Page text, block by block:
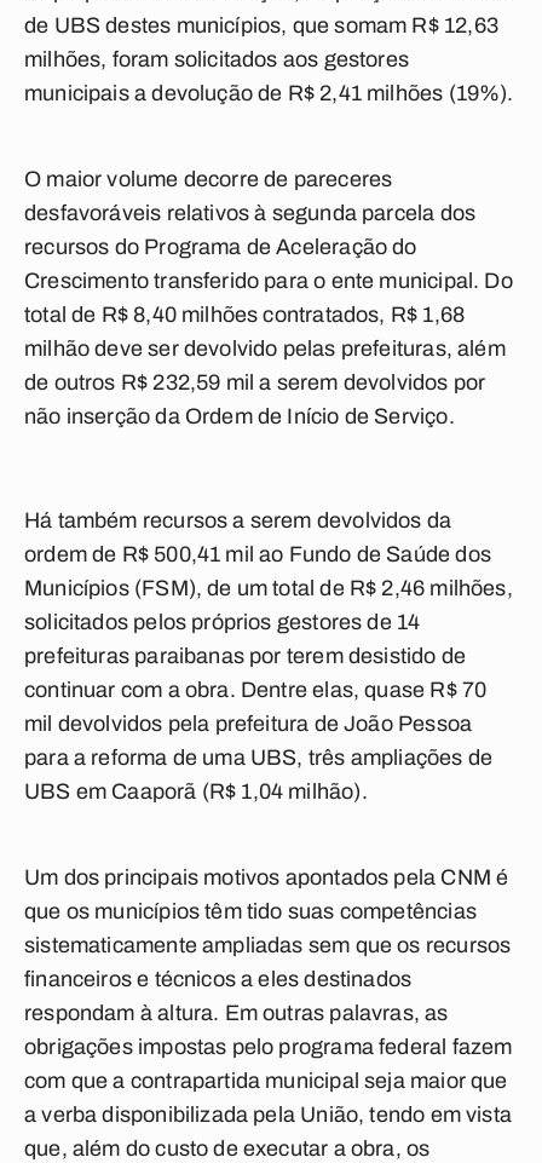
de UBS destes municípios, que somam R$ 12,63
milhões, foram solicitados aos gestores
municipais a devolução de R$ 2,41 milhões (19%).
O maior volume decorre de pareceres
desfavoráveis relativos à segunda parcela dos
recursos do Programa de Aceleração do
Crescimento transferido para o ente municipal. Do
total de R$ 8,40 milhões contratados, R$ 1,68
milhão deve ser devolvido pelas prefeituras, além
de outros R$ 232,59 mil a serem devolvidos por
não inserção da Ordem de Início de Serviço.
Há também recursos a serem devolvidos da
ordem de R$ 500,41 mil ao Fundo de Saúde dos
Municípios (FSM), de um total de R$ 2,46 milhões,
solicitados pelos próprios gestores de 14
prefeituras paraibanas por terem desistido de
continuar com a obra. Dentre elas, quase R$ 70
mil devolvidos pela prefeitura de João Pessoa
para a reforma de uma UBS, três ampliações de
UBS em Caaporã (R$ 1,04 milhão).
Um dos principais motivos apontados pela CNM é
que os municípios têm tido suas competências
sistematicamente ampliadas sem que os recursos
financeiros e técnicos a eles destinados
respondam à altura. Em outras palavras, as
obrigações impostas pelo programa federal fazem
com que a contrapartida municipal seja maior que
a verba disponibilizada pela União, tendo em vista
que, além do custo de executar a obra, os